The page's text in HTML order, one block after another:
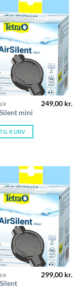
mini
249,00 kr.
KURV
299,00 kr.